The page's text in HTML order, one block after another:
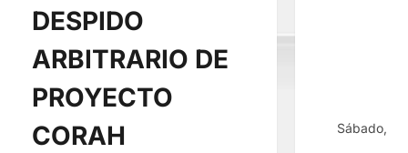
DESPIDO
ARBITRARIO DE
PROYECTO
CORAH
Sábado,